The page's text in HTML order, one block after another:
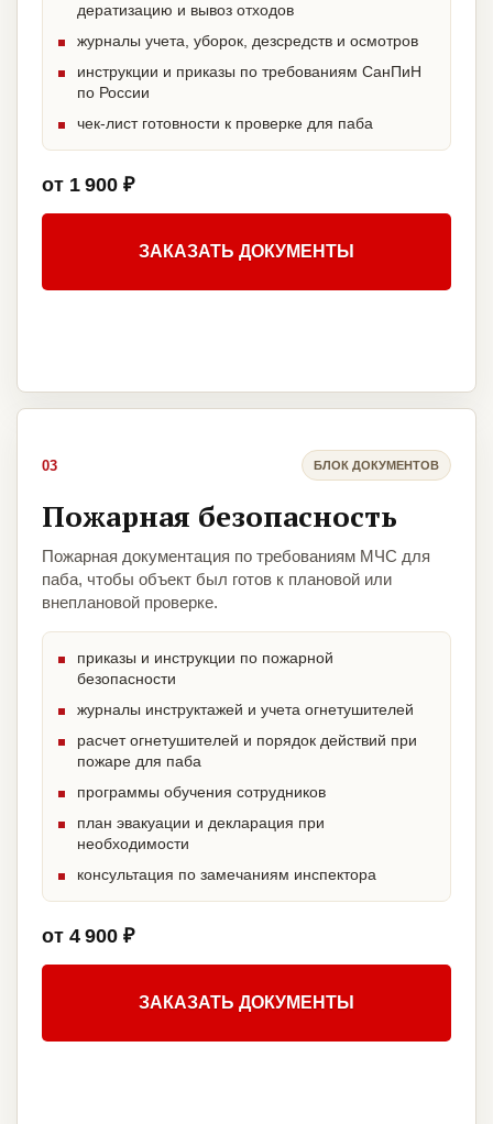
дератизацию и вывоз отходов
журналы учета, уборок, дезсредств и осмотров
инструкции и приказы по требованиям СанПиН
по России
чек-лист готовности к проверке для паба
от 1 900 ₽
ЗАКАЗАТЬ ДОКУМЕНТЫ
03 БЛОК ДОКУМЕНТОВ
Пожарная безопасность
Пожарная документация по требованиям МЧС для
паба, чтобы объект был готов к плановой или
внеплановой проверке.
приказы и инструкции по пожарной
безопасности
журналы инструктажей и учета огнетушителей
расчет огнетушителей и порядок действий при
пожаре для паба
программы обучения сотрудников
план эвакуации и декларация при
необходимости
консультация по замечаниям инспектора
от 4 900 ₽
ЗАКАЗАТЬ ДОКУМЕНТЫ